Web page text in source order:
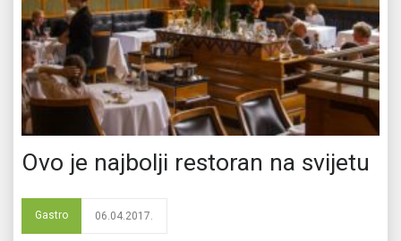
Ovo je najbolji restoran na svijetu
Gastro 06.04.2017.